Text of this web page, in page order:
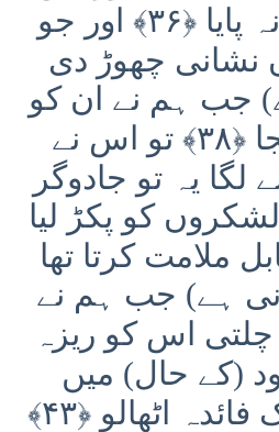
میں ایک گھر کے سوا مسلمانوں کا کوئی گھر نہ پایا ﴿۳۶﴾ اور جو
نشانی چھوڑ دی
جب ہم نے ان کو
فرعون کی طرف کھلا ہوا معجزہ دے کر بھیجا ﴿۳۸﴾ تو اس نے
لگا یہ تو جادوگر
کے لشکروں کو پکڑ لیا
ملامت کرتا تھا
ہے) جب ہم نے
جس چیز پر چلتی اس کو ریزہ
اور (قوم) ثمود (کے حال) میں
(نشانی ہے) جب ان سے کہا گیا کہ ایک وقت تک فائدہ اٹھالو ﴿۴۳﴾